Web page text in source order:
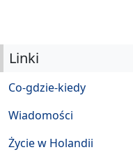
Linki
Co-gdzie-kiedy
Wiadomości
Życie w Holandii